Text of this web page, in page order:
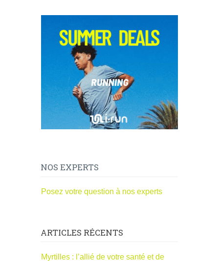
NOS EXPERTS
Posez votre question à nos experts
ARTICLES RÉCENTS
Myrtilles : l’allié de votre santé et de